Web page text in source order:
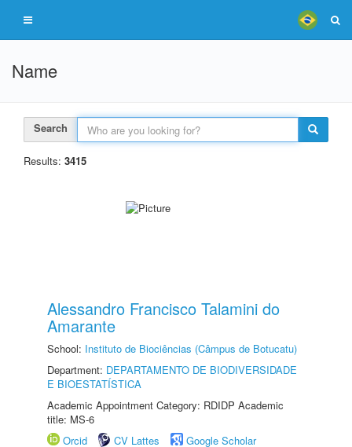
Name
Search
Results: 3415
Alessandro Francisco Talamini do
Amarante
School: Instituto de Biociências (Câmpus de Botucatu)
Department: DEPARTAMENTO DE BIODIVERSIDADE
E BIOESTATÍSTICA
Academic Appointment Category: RDIDP Academic
title: MS-6
Orcid
CV Lattes
Google Scholar